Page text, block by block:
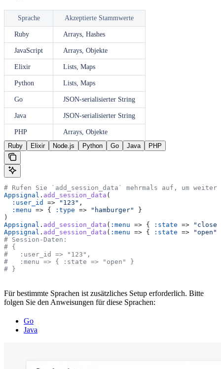
Sprache Akzeptierte Stammwerte
Ruby Arrays, Hashes
JavaScript Arrays, Objekte
Elixir Lists, Maps
Python Lists, Maps
Go JSON-serialisierter String
Java JSON-serialisierter String
PHP
Arrays, Objekte
Ruby
Elixir Node.js Python Go Java PHP
# Rufen Sie `add_session_data` mehrmals auf, um
Appsignal . add_session_data (
  :user_id
=> "123" ,
  :menu
=> { :type => "hamburger"
}
)
Appsignal . add_session_data ( :menu => { :state =>
Appsignal . add_session_data ( :menu => { :state => "open"
# Session-Daten:
# {
#   :user_id => "123",
#   :menu => { :state => "open" }
# }
Für bestimmte Sprachen ist zusätzliches Setup erforderlich. Bitte
folgen Sie den Anweisungen für diese Sprachen:
Go
Java